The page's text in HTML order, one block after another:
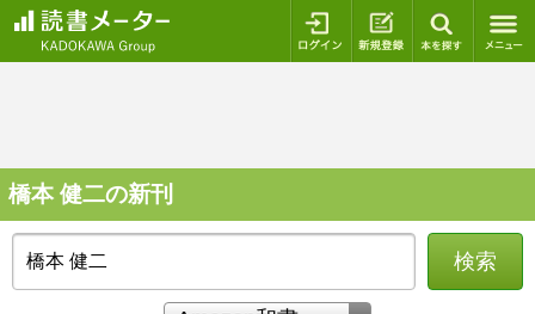
ログイン 新規登録
橋本 健二の新刊
検索